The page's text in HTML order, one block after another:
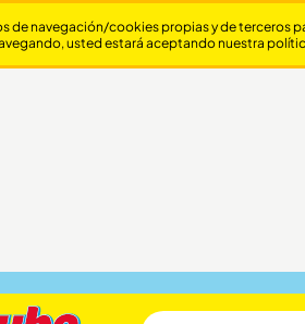
de navegación/cookies propias y de terceros
usted estará aceptando nuestra